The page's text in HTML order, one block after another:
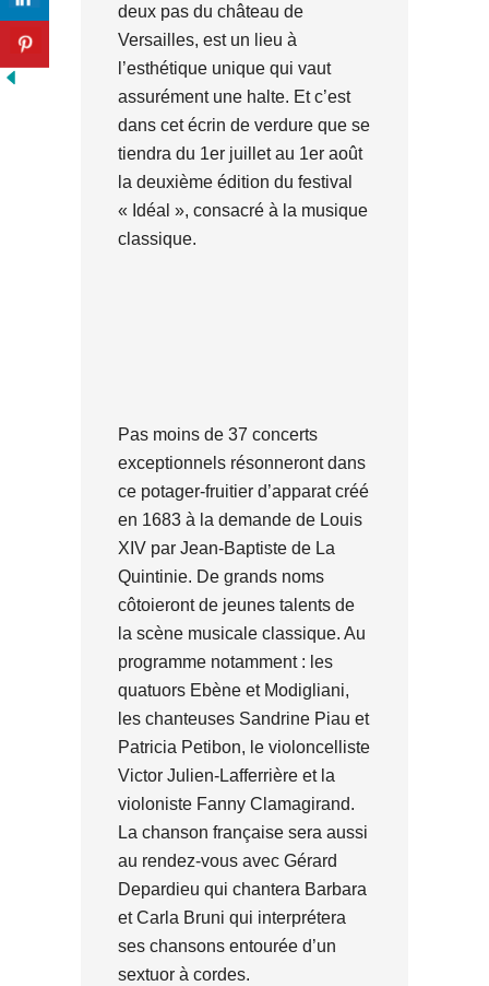
deux pas du château de
Versailles, est un lieu à
l’esthétique unique qui vaut
assurément une halte. Et c’est
dans cet écrin de verdure que se
tiendra du 1er juillet au 1er août
la deuxième édition du festival
« Idéal », consacré à la musique
classique.
Pas moins de 37 concerts
exceptionnels résonneront dans
ce potager-fruitier d’apparat créé
en 1683 à la demande de Louis
XIV par Jean-Baptiste de La
Quintinie. De grands noms
côtoieront de jeunes talents de
la scène musicale classique. Au
programme notamment : les
quatuors Ebène et Modigliani,
les chanteuses Sandrine Piau et
Patricia Petibon, le violoncelliste
Victor Julien-Lafferrière et la
violoniste Fanny Clamagirand.
La chanson française sera aussi
au rendez-vous avec Gérard
Depardieu qui chantera Barbara
et Carla Bruni qui interprétera
ses chansons entourée d’un
sextuor à cordes.